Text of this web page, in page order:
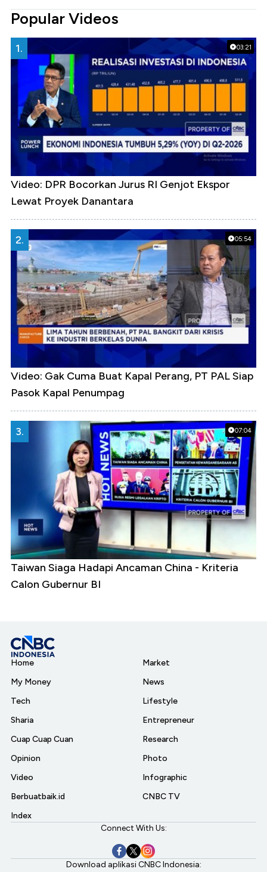
Popular Videos
03:21
1.
Video: DPR Bocorkan Jurus RI Genjot Ekspor
Lewat Proyek Danantara
05:54
2.
Video: Gak Cuma Buat Kapal Perang, PT PAL Siap
Pasok Kapal Penumpag
07:04
3.
Taiwan Siaga Hadapi Ancaman China - Kriteria
Calon Gubernur BI
Home
My Money
Tech
Sharia
Cuap Cuap Cuan
Opinion
Video
Berbuatbaik.id
Index
Market
News
Lifestyle
Entrepreneur
Research
Photo
Infographic
CNBC TV
Connect With Us:
Download aplikasi CNBC Indonesia: